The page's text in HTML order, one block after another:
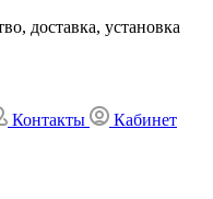
доставка, установка
Контакты Кабинет